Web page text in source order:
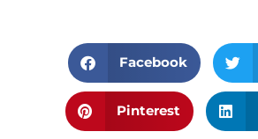
Facebook
Pinterest